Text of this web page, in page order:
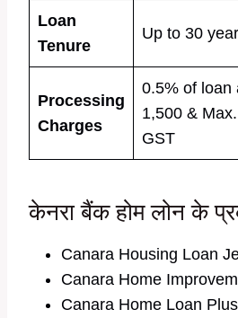
Loan
Tenure
Up to 30
Processing
Charges
0.5% of loan
1,500 &
GST
केनरा बैंक होम लोन के
Canara Housing Loan
Canara Home
Canara Home Loan Plus